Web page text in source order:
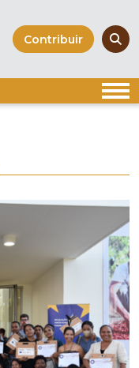
Contribuir